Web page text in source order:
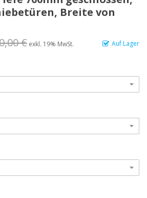
Breite von
Auf Lager
€ exkl. 19% MwSt.